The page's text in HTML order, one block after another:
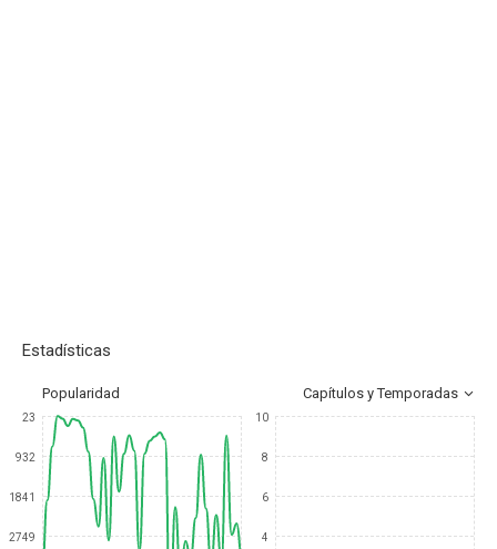
Estadísticas
Popularidad Capítulos y Temporadas
23
932
1841
2749
10
8
6
4